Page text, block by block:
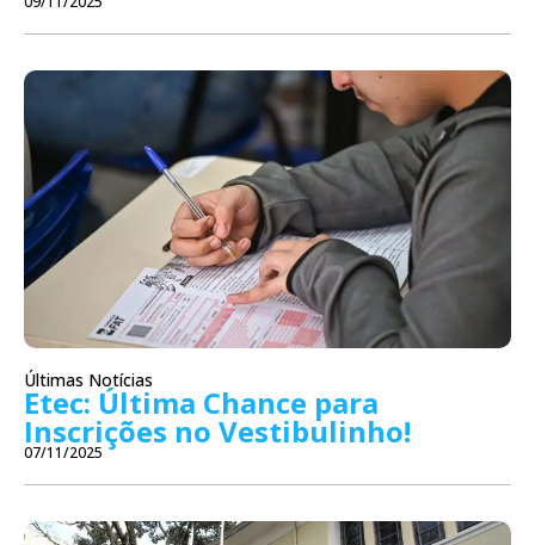
Últimas Notícias
Etec: Última Chance para
Inscrições no Vestibulinho!
07/11/2025